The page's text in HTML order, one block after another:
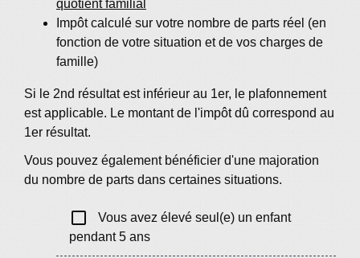
quotient familial
Impôt calculé sur votre nombre de parts réel (en
fonction de votre situation et de vos charges de
famille)
Si le 2nd résultat est inférieur au 1er, le plafonnement
est applicable. Le montant de l'impôt dû correspond au
1er résultat.
Vous pouvez également bénéficier d'une majoration
du nombre de parts dans certaines situations.
check_box_outline_blank
Vous avez élevé seul(e) un enfant
pendant 5 ans